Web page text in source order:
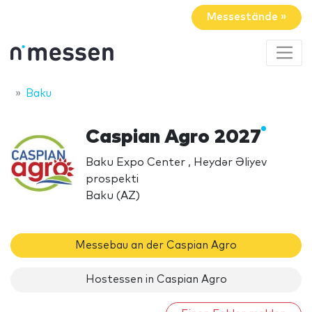
Messestände »
Baku
Caspian Agro 2027
Baku Expo Center , Heydər Əliyev
prospekti
Baku (AZ)
Messebau an der Caspian Agro
Hostessen in Caspian Agro